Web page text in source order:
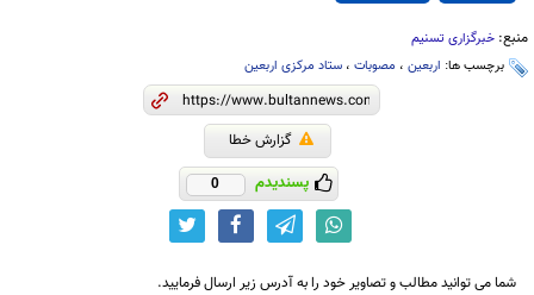
منبع: خبرگزاری تسنیم
برچسب ها: اربعین ، مصوبات ، ستاد مرکزی اربعین
گزارش خطا
پسندیدم 0
شما می توانید مطالب و تصاویر خود را به آدرس زیر ارسال فرمایید.